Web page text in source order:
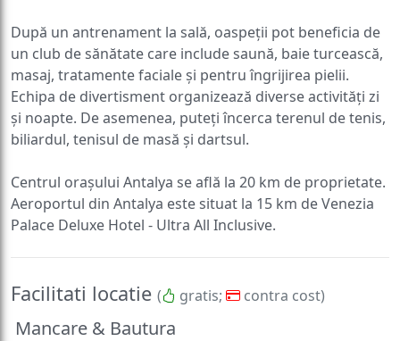
După un antrenament la sală, oaspeții pot beneficia de
un club de sănătate care include saună, baie turcească,
masaj, tratamente faciale și pentru îngrijirea pielii.
Echipa de divertisment organizează diverse activități zi
și noapte. De asemenea, puteți încerca terenul de tenis,
biliardul, tenisul de masă și dartsul.
Centrul orașului Antalya se află la 20 km de proprietate.
Aeroportul din Antalya este situat la 15 km de Venezia
Palace Deluxe Hotel - Ultra All Inclusive.
Facilitati locatie ( gratis; contra cost)
Mancare & Bautura